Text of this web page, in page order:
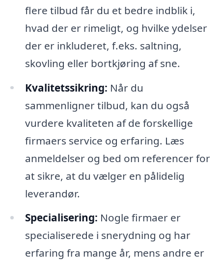
flere tilbud får du et bedre indblik i,
hvad der er rimeligt, og hvilke ydelser
der er inkluderet, f.eks. saltning,
skovling eller bortkjøring af sne.
Kvalitetssikring: Når du
sammenligner tilbud, kan du også
vurdere kvaliteten af de forskellige
firmaers service og erfaring. Læs
anmeldelser og bed om referencer for
at sikre, at du vælger en pålidelig
leverandør.
Specialisering: Nogle firmaer er
specialiserede i snerydning og har
erfaring fra mange år, mens andre er